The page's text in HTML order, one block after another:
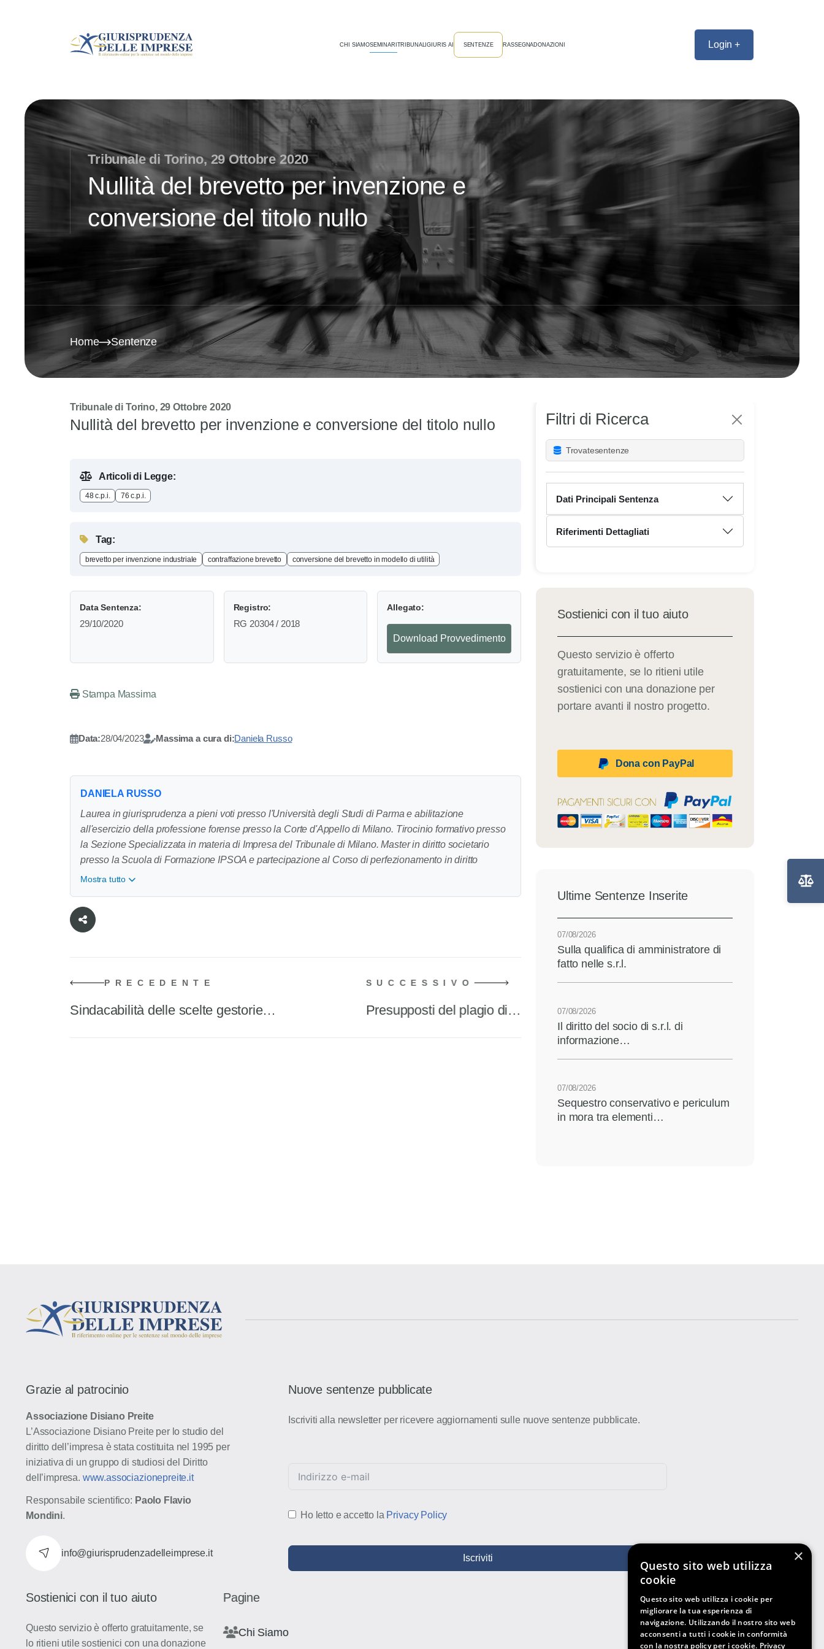
CHI SIAMOSEMINARI TRIBUNALIGIURIS AI SENTENZE RASSEGNADONAZIONI Login +
Tribunale di Torino, 29 Ottobre 2020
Nullità del brevetto per invenzione e
conversione del titolo nullo
Home Sentenze
Tribunale di Torino, 29 Ottobre 2020
Nullità del brevetto per invenzione e conversione del titolo nullo
Articoli di Legge:
48 c.p.i. 76 c.p.i.
Tag:
brevetto per invenzione industriale contraffazione brevetto conversione del brevetto in modello di utilità
Data Sentenza:
29/10/2020
Registro:
RG 20304 / 2018
Allegato:
Download Provvedimento
Stampa Massima
Data:28/04/2023 Massima a cura di:Daniela Russo
DANIELA RUSSO
Laurea in giurisprudenza a pieni voti presso l'Università degli Studi di Parma e abilitazione
all'esercizio della professione forense presso la Corte d'Appello di Milano. Tirocinio formativo presso
la Sezione Specializzata in materia di Impresa del Tribunale di Milano. Master in diritto societario
presso la Scuola di Formazione IPSOA e partecipazione al Corso di perfezionamento in diritto
societario presso l'Università degli Studi di Milano. Si occupa prevalentemente di diritto commerciale
Mostra tutto
PRECEDENTE
Sindacabilità delle scelte gestorie…
SUCCESSIVO
Presupposti del plagio di…
Filtri di Ricerca
Trovatesentenze
Dati Principali Sentenza
Riferimenti Dettagliati
Sostienici con il tuo aiuto
Questo servizio è offerto
gratuitamente, se lo ritieni utile
sostienici con una donazione per
portare avanti il nostro progetto.
Dona con PayPal
Ultime Sentenze Inserite
07/08/2026
Sulla qualifica di amministratore di
fatto nelle s.r.l.
07/08/2026
Il diritto del socio di s.r.l. di
informazione…
07/08/2026
Sequestro conservativo e periculum
in mora tra elementi…
Grazie al patrocinio
Associazione Disiano Preite
L’Associazione Disiano Preite per lo studio del
diritto dell’impresa è stata costituita nel 1995 per
iniziativa di un gruppo di studiosi del Diritto
dell’impresa. www.associazionepreite.it
Responsabile scientifico: Paolo Flavio
Mondini.
info@giurisprudenzadelleimprese.it
Nuove sentenze pubblicate
Iscriviti alla newsletter per ricevere aggiornamenti sulle nuove sentenze pubblicate.
Ho letto e accetto la Privacy Policy
Iscriviti
Sostienici con il tuo aiuto
Questo servizio è offerto gratuitamente, se
lo ritieni utile sostienici con una donazione
Pagine
Chi Siamo
×
Questo sito web utilizza
cookie
Questo sito web utilizza i cookie per
migliorare la tua esperienza di
navigazione. Utilizzando il nostro sito web
acconsenti a tutti i cookie in conformità
con la nostra policy per i cookie. Privacy